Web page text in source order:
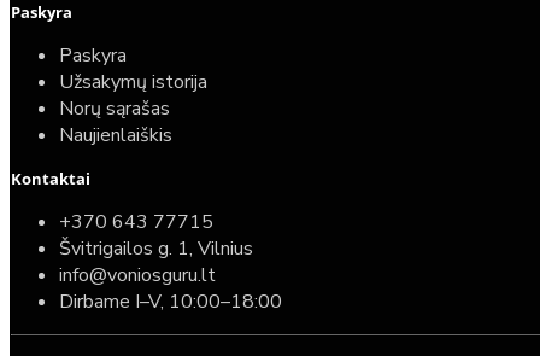
Paskyra
Paskyra
Užsakymų istorija
Norų sąrašas
Naujienlaiškis
Kontaktai
+370 643 77715
Švitrigailos g. 1, Vilnius
info@voniosguru.lt
Dirbame I–V, 10:00–18:00